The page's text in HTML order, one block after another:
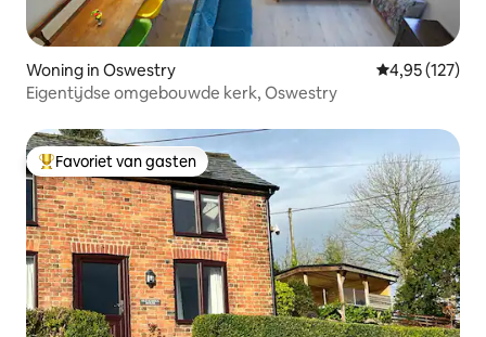
Woning in Oswestry Gemiddelde
4,95 (127)
Eigentijdse omgebouwde kerk, Oswestry
Topfavoriet van gasten
Favoriet van gasten